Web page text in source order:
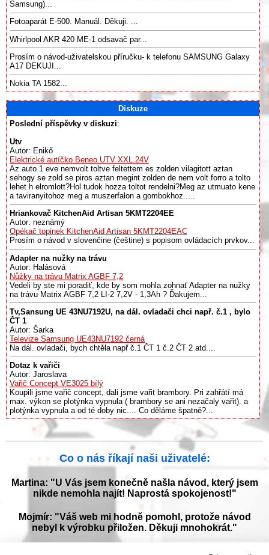
Samsung)...
Fotoaparát E-500. Manuál. Děkuji. ...
Whirlpool AKR 420 ME-1 odsavač par...
Prosím o návod-uživatelskou příručku- k telefonu SAMSUNG Galaxy
A17 DEKUJI...
Nokia TA 1582...
Diskuze
Poslední příspěvky v diskuzi:
Utv
Autor: Enikő
Elektrické autíčko Beneo UTV XXL 24V
Az auto 1 eve nemvolt toltve feltettem es zolden vilagitott aztan
sehogy se zold se piros aztan megint zolden de nem volt forro a tolto
lehet h elromlott?Hol tudok hozza toltot rendelni?Meg az utmuato kene
a taviranyitohoz meg a muszerfalon a gombokhoz.....
Hriankovač KitchenAid Artisan 5KMT2204EE
Autor: neznámý
Opékač topinek KitchenAid Artisan 5KMT2204EAC
Prosím o návod v slovenčine (češtine) s popisom ovládacích prvkov...
Adapter na nužky na trávu
Autor: Halásová
Nůžky na trávu Matrix AGBF 7,2
Vedeli by ste mi poradiť, kde by som mohla zohnať Adapter na nužky
na trávu Matrix AGBF 7,2 LI-2 7,2V - 1,3Ah ? Ďakujem...
Tv,Sansung UE 43NU7192U, na dál. ovladači chci např. č.1 , bylo
ČT 1
Autor: Šarka
Televize Samsung UE43NU7192 černá
Na dál. ovladači, bych chtěla např č.1 ČT 1 č.2 ČT 2 atd....
Dotaz k vařiči
Autor: Jaroslava
Vařič Concept VE3025 bílý
Koupili jsme vařič concept, dali jsme vařit brambory. Pri zahřátí má
max. výkon se plotýnka vypnula ( brambory se ani nezačaly vařit). a
plotýnka vypnula a od té doby nic.... Co děláme špatně?...
Co o nás říkají naši uživatelé:
Martina: "U Vás jsem konečně našla návod, který jsem
nikde nemohla najít! Naprostá spokojenost!"
Mojmír: "Váš web mi hodně pomohl, protože návod
nebyl k výrobku přiložen. Děkuji mnohokrát."